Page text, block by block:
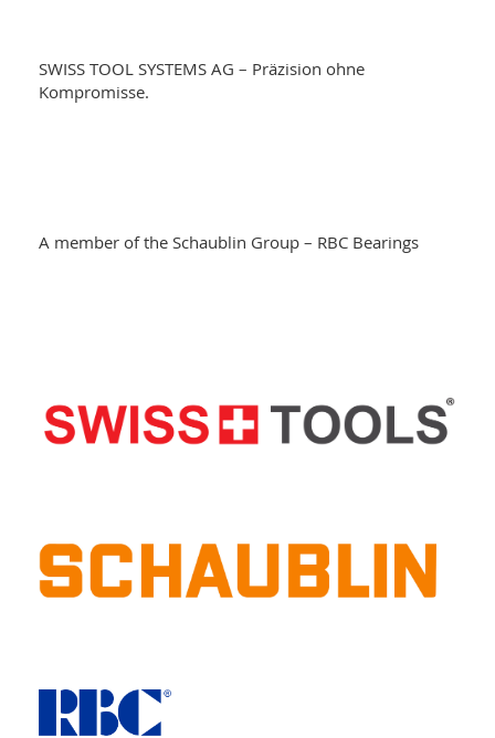
SWISS TOOL SYSTEMS AG – Präzision ohne
Kompromisse.
A member of the Schaublin Group – RBC Bearings